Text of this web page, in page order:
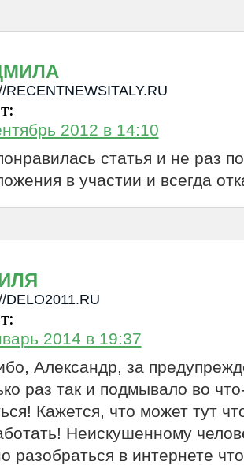
RECENTNEWSITALY.RU
2012 в 14:10
статья и не раз
в участии и всегда
DELO2011.RU
2014 в 19:37
Александр, за
раз так и подмывало во
Кажется, что может тут
Неискушенному
разобраться в интернете